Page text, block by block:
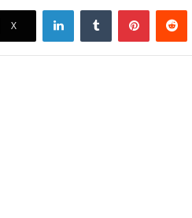
X
LinkedInTumblr Pinterest
Tedarikçi Maxion İnci